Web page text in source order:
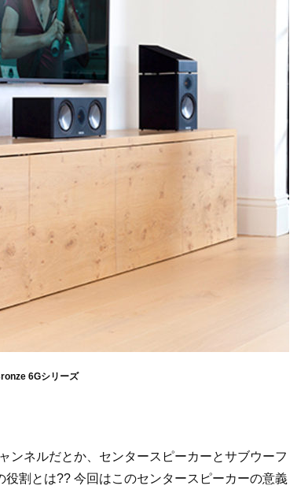
6Gシリーズ
ンネルだとか、センタースピーカーとサブウーフ
割とは?? 今回はこのセンタースピーカーの意義